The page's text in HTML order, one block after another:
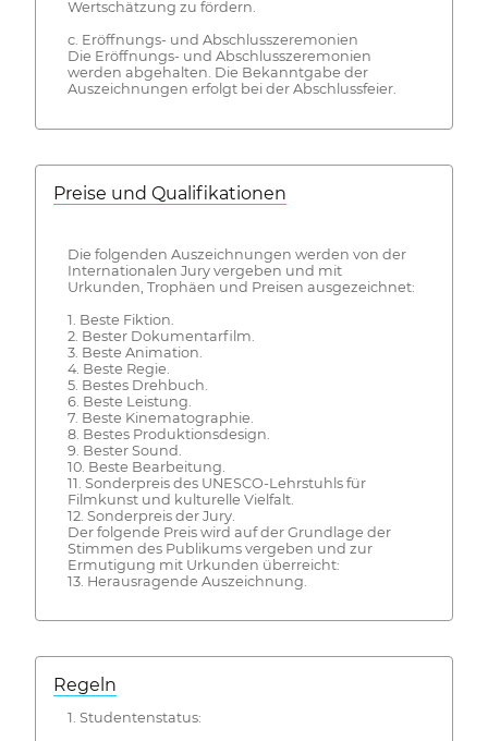
Wertschätzung zu fördern.
c. Eröffnungs- und Abschlusszeremonien
Die Eröffnungs- und Abschlusszeremonien
werden abgehalten. Die Bekanntgabe der
Auszeichnungen erfolgt bei der Abschlussfeier.
Preise und Qualifikationen
Die folgenden Auszeichnungen werden von der
Internationalen Jury vergeben und mit
Urkunden, Trophäen und Preisen ausgezeichnet:
1. Beste Fiktion.
2. Bester Dokumentarfilm.
3. Beste Animation.
4. Beste Regie.
5. Bestes Drehbuch.
6. Beste Leistung.
7. Beste Kinematographie.
8. Bestes Produktionsdesign.
9. Bester Sound.
10. Beste Bearbeitung.
11. Sonderpreis des UNESCO-Lehrstuhls für
Filmkunst und kulturelle Vielfalt.
12. Sonderpreis der Jury.
Der folgende Preis wird auf der Grundlage der
Stimmen des Publikums vergeben und zur
Ermutigung mit Urkunden überreicht:
13. Herausragende Auszeichnung.
Regeln
1. Studentenstatus: